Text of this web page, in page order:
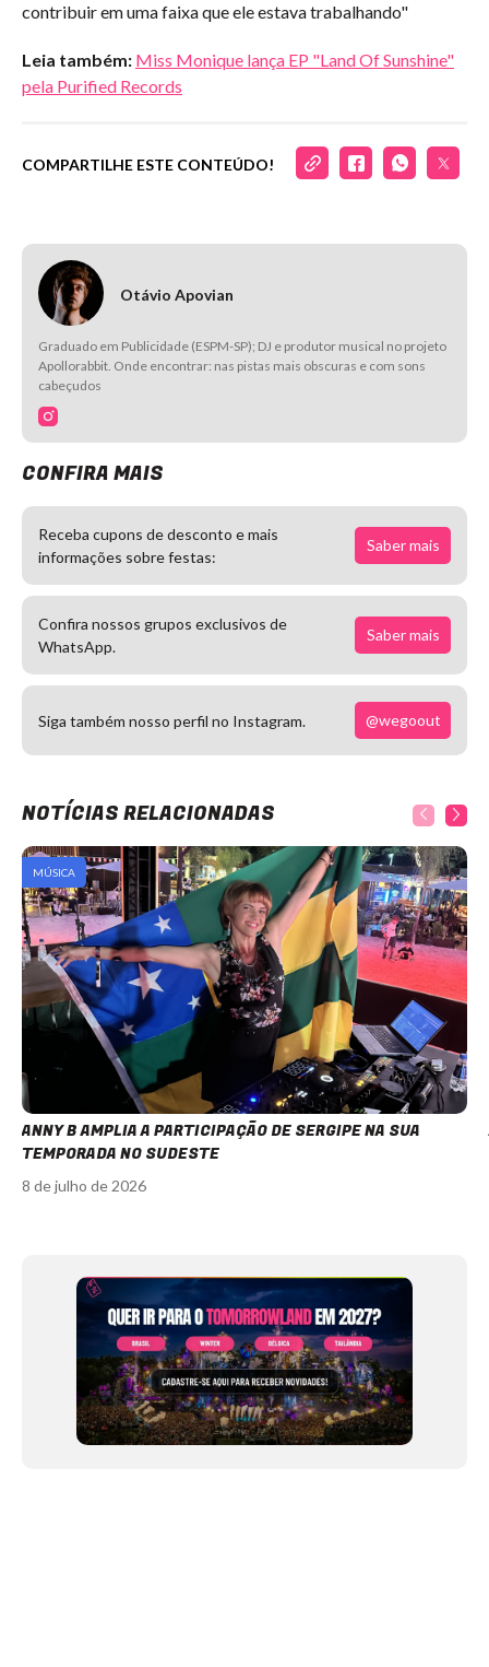
contribuir em uma faixa que ele estava trabalhando"
Leia também: Miss Monique lança EP "Land Of Sunshine"
pela Purified Records
COMPARTILHE ESTE CONTEÚDO!
Otávio Apovian
Graduado em Publicidade (ESPM-SP); DJ e produtor musical no projeto
Apollorabbit. Onde encontrar: nas pistas mais obscuras e com sons
cabeçudos
CONFIRA MAIS
Receba cupons de desconto e mais
informações sobre festas:
Saber mais
Confira nossos grupos exclusivos de
WhatsApp.
Saber mais
Siga também nosso perfil no Instagram. @wegoout
NOTÍCIAS RELACIONADAS
MÚSICA
ANNY B AMPLIA A PARTICIPAÇÃO DE SERGIPE NA SUA
TEMPORADA NO SUDESTE
8 de julho de 2026